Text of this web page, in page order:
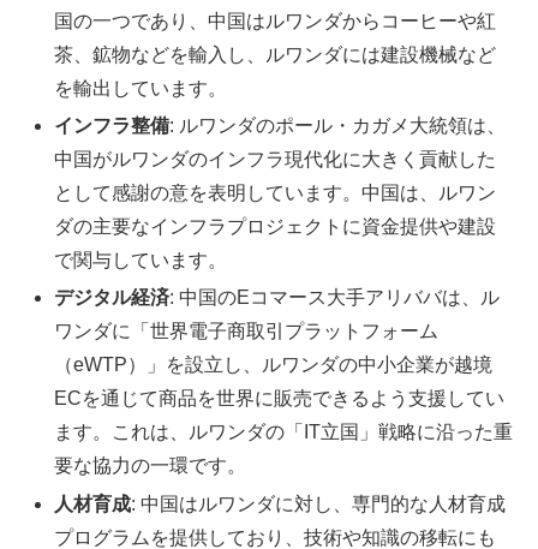
国の一つであり、中国はルワンダからコーヒーや紅
茶、鉱物などを輸入し、ルワンダには建設機械など
を輸出しています。
インフラ整備: ルワンダのポール・カガメ大統領は、
中国がルワンダのインフラ現代化に大きく貢献した
として感謝の意を表明しています。中国は、ルワン
ダの主要なインフラプロジェクトに資金提供や建設
で関与しています。
デジタル経済: 中国のEコマース大手アリババは、ル
ワンダに「世界電子商取引プラットフォーム
（eWTP）」を設立し、ルワンダの中小企業が越境
ECを通じて商品を世界に販売できるよう支援してい
ます。これは、ルワンダの「IT立国」戦略に沿った重
要な協力の一環です。
人材育成: 中国はルワンダに対し、専門的な人材育成
プログラムを提供しており、技術や知識の移転にも